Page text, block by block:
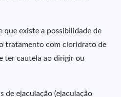
que existe a possibilidade de
tratamento com cloridrato de
ter cautela ao dirigir ou
de ejaculação (ejaculação